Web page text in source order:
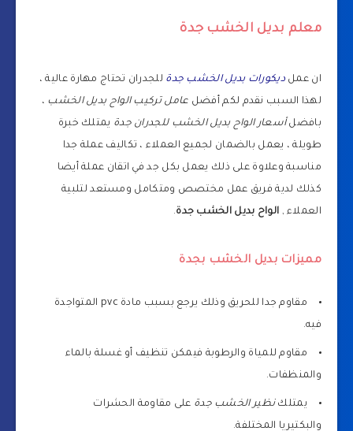
معلم بديل الخشب جدة
ان عملديكورات بديل الخشب جدة للجدران تحتاج مهارة عالية ،
لهذا السبب نقدم لكم أفضل عامل تركيب الواح بديل الخشب ،
بافضلأسعار الواح بديل الخشب للجدران جدة يمتلك خبرة
طويلة ، يعمل بالضمان لجميع العملاء ، تكاليف عملة جدا
مناسبة وعلاوة على ذلك يعمل بكل جد في اتقان عملة أيضا
كذلك لدية فريق عمل مختصص ومتكامل ومستعد لتلبية
العملاء , الواح بديل الخشب جدة.
مميزات بديل الخشب بجدة
مقاوم جدا للحريق وذلك يرجع بسبب مادة pvc المتواجدة
فيه.
مقاوم للمياة والرطوبة فيمكن تنظيف أو غسلة بالماء
والمنظفات.
يمتلكنظير الخشب جدة على مقاومة الحشرات
والبكتيريا المختلفة.